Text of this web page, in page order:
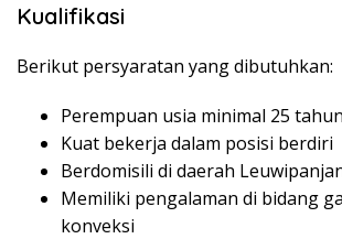
Kualifikasi
Berikut persyaratan yang dibutuhkan:
Perempuan usia minimal 25 tahun
Kuat bekerja dalam posisi berdiri
Berdomisili di daerah
Memiliki pengalaman di bidang
konveksi